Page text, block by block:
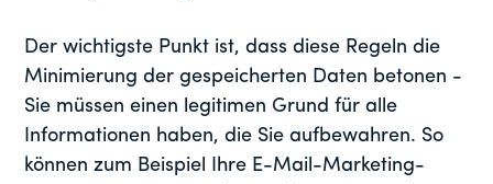
Der wichtigste Punkt ist, dass diese Regeln die
Minimierung der gespeicherten Daten betonen -
Sie müssen einen legitimen Grund für alle
Informationen haben, die Sie aufbewahren. So
können zum Beispiel Ihre E-Mail-Marketing-